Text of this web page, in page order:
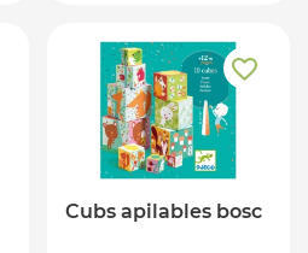
Cubs apilables bosc